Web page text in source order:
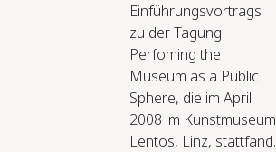
Einführungsvortrags
zu der Tagung
Perfoming the
Museum as a Public
Sphere, die im April
2008 im Kunstmuseum
Lentos, Linz, stattfand.